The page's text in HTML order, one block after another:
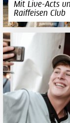
Mit Live-Acts
Raiffeisen Club